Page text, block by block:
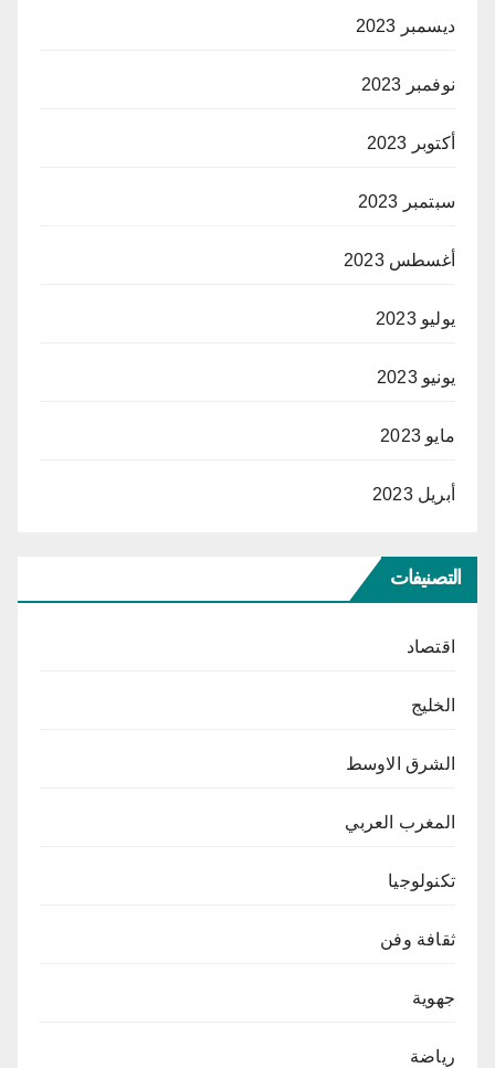
ديسمبر 2023
نوفمبر 2023
أكتوبر 2023
سبتمبر 2023
أغسطس 2023
يوليو 2023
يونيو 2023
مايو 2023
أبريل 2023
التصنيفات
اقتصاد
الخليج
الشرق الاوسط
المغرب العربي
تكنولوجيا
ثقافة وفن
جهوية
رياضة